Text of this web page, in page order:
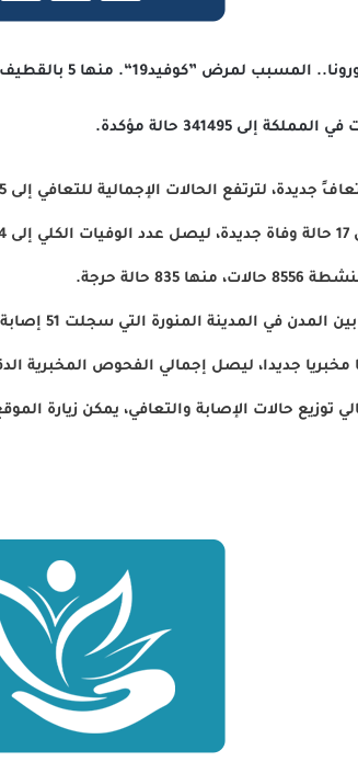
إلى 341495 حالة مؤكدة.
حالة حرجة.
التي سجلت 51 إصابة، تلتها ينبع 48 إصابة، ثم مكة المكرمة 27 إصابة، والرياض 25 إصابة.
توزيع حالات الإصابة والتعافي، يمكن زيارة